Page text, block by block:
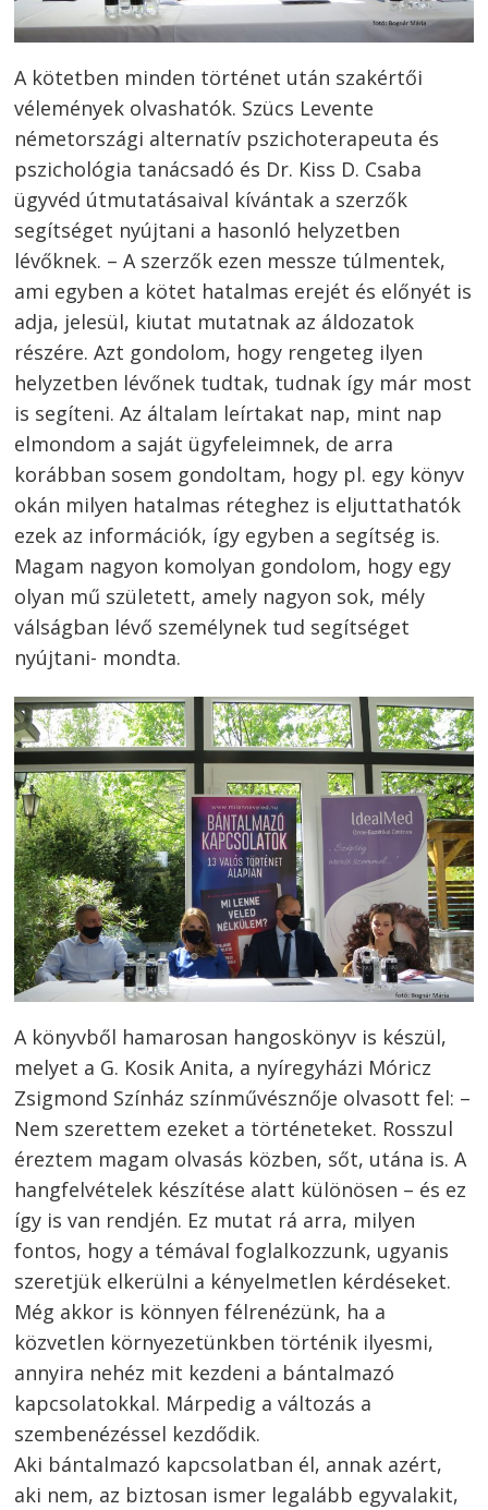
A kötetben minden történet után szakértői
vélemények olvashatók. Szücs Levente
németországi alternatív pszichoterapeuta és
pszichológia tanácsadó és Dr. Kiss D. Csaba
ügyvéd útmutatásaival kívántak a szerzők
segítséget nyújtani a hasonló helyzetben
lévőknek. – A szerzők ezen messze túlmentek,
ami egyben a kötet hatalmas erejét és előnyét is
adja, jelesül, kiutat mutatnak az áldozatok
részére. Azt gondolom, hogy rengeteg ilyen
helyzetben lévőnek tudtak, tudnak így már most
is segíteni. Az általam leírtakat nap, mint nap
elmondom a saját ügyfeleimnek, de arra
korábban sosem gondoltam, hogy pl. egy könyv
okán milyen hatalmas réteghez is eljuttathatók
ezek az információk, így egyben a segítség is.
Magam nagyon komolyan gondolom, hogy egy
olyan mű született, amely nagyon sok, mély
válságban lévő személynek tud segítséget
nyújtani- mondta.
A könyvből hamarosan hangoskönyv is készül,
melyet a G. Kosik Anita, a nyíregyházi Móricz
Zsigmond Színház színművésznője olvasott fel: –
Nem szerettem ezeket a történeteket. Rosszul
éreztem magam olvasás közben, sőt, utána is. A
hangfelvételek készítése alatt különösen – és ez
így is van rendjén. Ez mutat rá arra, milyen
fontos, hogy a témával foglalkozzunk, ugyanis
szeretjük elkerülni a kényelmetlen kérdéseket.
Még akkor is könnyen félrenézünk, ha a
közvetlen környezetünkben történik ilyesmi,
annyira nehéz mit kezdeni a bántalmazó
kapcsolatokkal. Márpedig a változás a
szembenézéssel kezdődik.
Aki bántalmazó kapcsolatban él, annak azért,
aki nem, az biztosan ismer legalább egyvalakit,